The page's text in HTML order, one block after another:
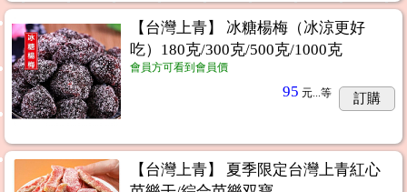
【台灣上青】 冰糖楊梅（冰涼更好
吃）180克/300克/500克/1000克
會員方可看到會員價
95 元... 等 訂購
【台灣上青】 夏季限定台灣上青紅心